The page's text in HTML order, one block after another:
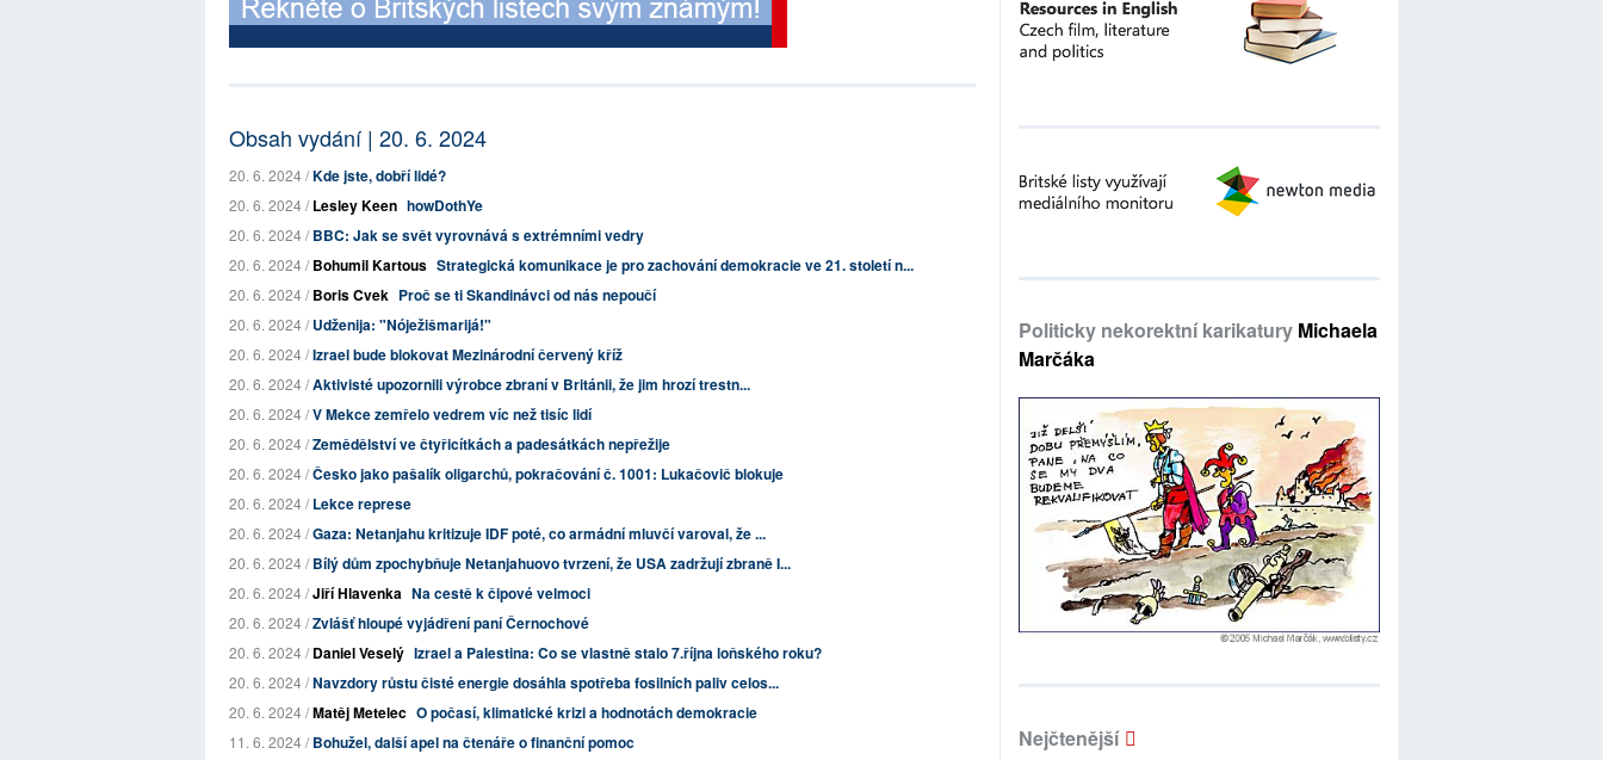
Obsah vydání | 20. 6. 2024
20. 6. 2024 /Kde jste, dobří lidé?
20. 6. 2024 /Lesley Keen howDothYe
20. 6. 2024 /BBC: Jak se svět vyrovnává s extrémními vedry
20. 6. 2024 /Bohumil Kartous Strategická komunikace je pro zachování demokracie ve 21. století n...
20. 6. 2024 /Boris Cvek Proč se ti Skandinávci od nás nepoučí
20. 6. 2024 /Udženija: "Nóježišmarijá!"
20. 6. 2024 /Izrael bude blokovat Mezinárodní červený kříž
20. 6. 2024 /Aktivisté upozornili výrobce zbraní v Británii, že jim hrozí trestn...
20. 6. 2024 /V Mekce zemřelo vedrem víc než tisíc lidí
20. 6. 2024 /Zemědělství ve čtyřicítkách a padesátkách nepřežije
20. 6. 2024 /Česko jako pašalík oligarchů, pokračování č. 1001: Lukačovič blokuje
20. 6. 2024 /Lekce represe
20. 6. 2024 /Gaza: Netanjahu kritizuje IDF poté, co armádní mluvčí varoval, že ...
20. 6. 2024 /Bílý dům zpochybňuje Netanjahuovo tvrzení, že USA zadržují zbraně I...
20. 6. 2024 /Jiří Hlavenka Na cestě k čipové velmoci
20. 6. 2024 /Zvlášť hloupé vyjádření paní Černochové
20. 6. 2024 /Daniel Veselý Izrael a Palestina: Co se vlastně stalo 7.října loňského roku?
20. 6. 2024 /Navzdory růstu čisté energie dosáhla spotřeba fosilních paliv celos...
20. 6. 2024 /Matěj Metelec O počasí, klimatické krizi a hodnotách demokracie
11. 6. 2024 /Bohužel, další apel na čtenáře o finanční pomoc
Politicky nekorektní karikatury Michaela
Marčáka
Nejčtenější